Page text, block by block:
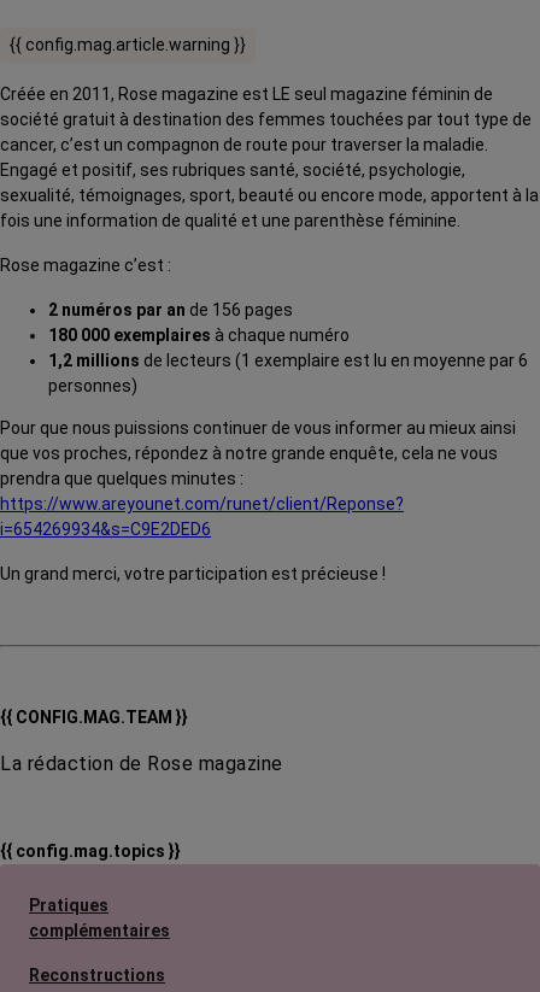
{{ config.mag.article.warning }}
Créée en 2011, Rose magazine est LE seul magazine féminin de
société gratuit à destination des femmes touchées par tout type de
cancer, c’est un compagnon de route pour traverser la maladie.
Engagé et positif, ses rubriques santé, société, psychologie,
sexualité, témoignages, sport, beauté ou encore mode, apportent à la
fois une information de qualité et une parenthèse féminine.
Rose magazine c’est :
2 numéros par an de 156 pages
180 000 exemplaires à chaque numéro
1,2 millions de lecteurs (1 exemplaire est lu en moyenne par 6
personnes)
Pour que nous puissions continuer de vous informer au mieux ainsi
que vos proches, répondez à notre grande enquête, cela ne vous
prendra que quelques minutes :
https://www.areyounet.com/runet/client/Reponse?
i=654269934&s=C9E2DED6
Un grand merci, votre participation est précieuse !
{{ CONFIG.MAG.TEAM }}
La rédaction de Rose magazine
{{ config.mag.topics }}
Pratiques
complémentaires
Reconstructions